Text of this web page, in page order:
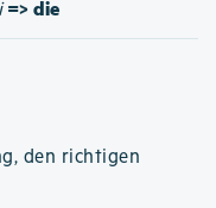
=> die
den richtigen